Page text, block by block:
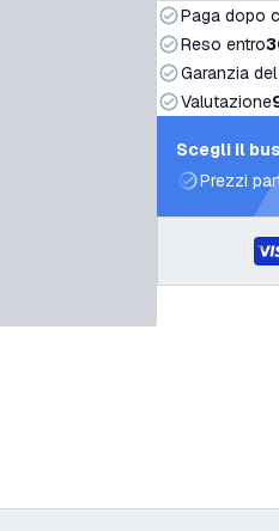
Paga dopo
Reso entro
Garanzia
Valutazione
Scegli il
Prezzi